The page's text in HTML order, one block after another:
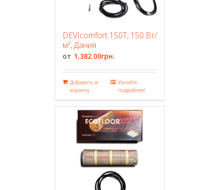
DEVIcomfort 150T, 150 Вт/
м², Дания
1,382.00грн.
Добавить в
корзину
Узнайте
подробнее!